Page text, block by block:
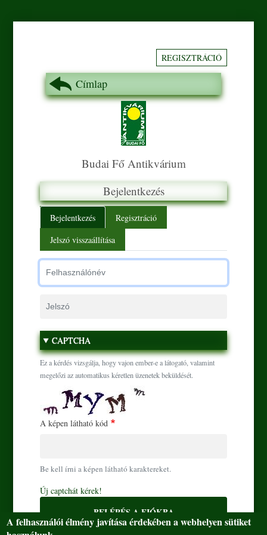
REGISZTRÁCIÓ
Címlap
Budai Fő Antikvárium
Bejelentkezés
Primary tabs
Bejelentkezés
Regisztráció
Jelszó visszaállítása
CAPTCHA
Ez a kérdés vizsgálja, hogy vajon ember-e a látogató, valamint
megelőzi az automatikus kéretlen üzenetek beküldését.
A képen látható kód
Be kell írni a képen látható karaktereket.
Új captchát kérek!
BELÉPÉS A FIÓKBA
A felhasználói élmény javítása érdekében a webhelyen sütiket